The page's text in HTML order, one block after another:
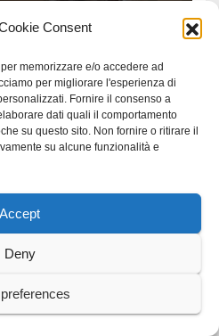
Consent
memorizzare e/o accedere ad
per migliorare l'esperienza di
Fornire il consenso a
dati quali il comportamento
su questo sito. Non fornire o ritirare il
su alcune funzionalità e
Accept
Deny
“Questo
sia un